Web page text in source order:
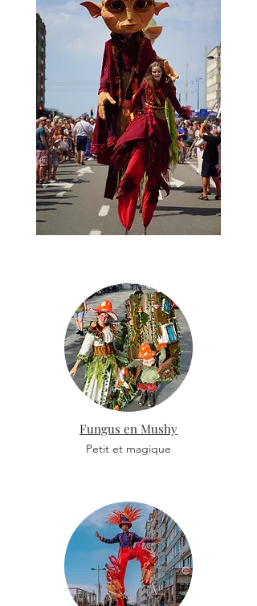
Fungus en Mushy
Petit et magique